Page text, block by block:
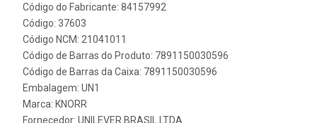
Código do Fabricante: 84157992
Código: 37603
Código NCM: 21041011
Código de Barras do Produto: 7891150030596
Código de Barras da Caixa: 7891150030596
Embalagem: UN1
Marca: KNORR
Fornecedor: UNILEVER BRASIL LTDA